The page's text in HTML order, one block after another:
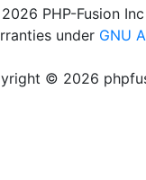
PHP-Fusion Inc
under GNU
© 2026